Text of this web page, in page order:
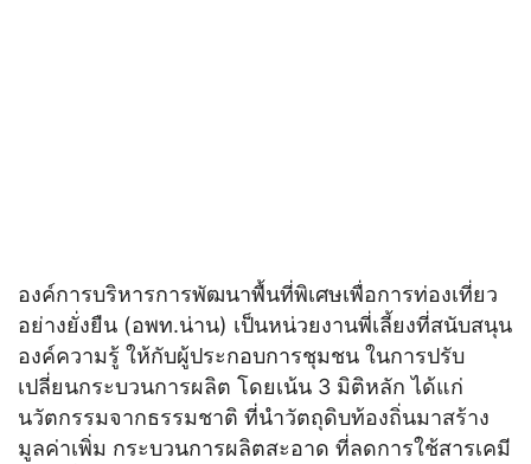
องค์การบริหารการพัฒนาพื้นที่พิเศษเพื่อการท่องเที่ยว
อย่างยั่งยืน (อพท.น่าน) เป็นหน่วยงานพี่เลี้ยงที่สนับสนุน
องค์ความรู้ ให้กับผู้ประกอบการชุมชน ในการปรับ
เปลี่ยนกระบวนการผลิต โดยเน้น 3 มิติหลัก ได้แก่
นวัตกรรมจากธรรมชาติ ที่นำวัตถุดิบท้องถิ่นมาสร้าง
มูลค่าเพิ่ม กระบวนการผลิตสะอาด ที่ลดการใช้สารเคมี